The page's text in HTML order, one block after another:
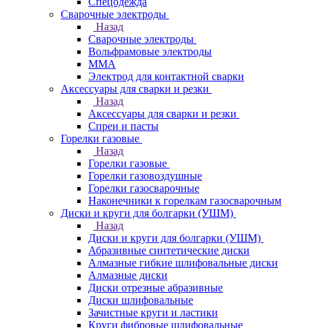
Сварочные электроды
Назад
Сварочные электроды
Вольфрамовые электроды
ММА
Электрод для контактной сварки
Аксессуары для сварки и резки
Назад
Аксессуары для сварки и резки
Спреи и пасты
Горелки газовые
Назад
Горелки газовые
Горелки газовоздушные
Горелки газосварочные
Наконечники к горелкам газосварочным
Диски и круги для болгарки (УШМ)
Назад
Диски и круги для болгарки (УШМ)
Абразивные синтетические диски
Алмазные гибкие шлифовальные диски
Алмазные диски
Диски отрезные абразивные
Диски шлифовальные
Зачистные круги и ластики
Круги фибровые шлифовальные